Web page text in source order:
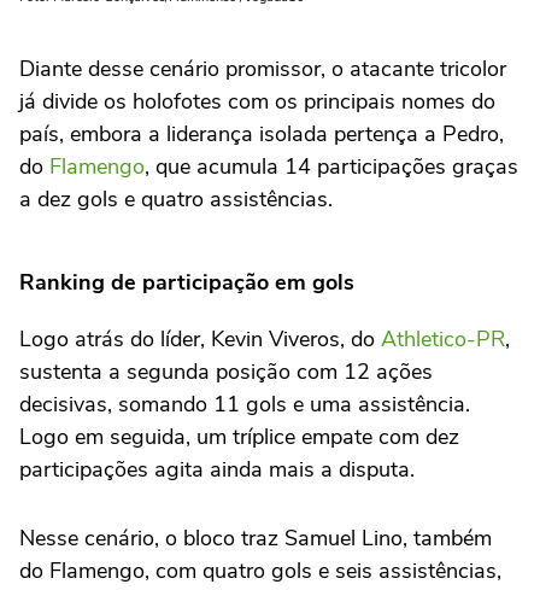
Diante desse cenário promissor, o atacante tricolor
já divide os holofotes com os principais nomes do
país, embora a liderança isolada pertença a Pedro,
do Flamengo, que acumula 14 participações graças
a dez gols e quatro assistências.
Ranking de participação em gols
Logo atrás do líder, Kevin Viveros, do Athletico-PR,
sustenta a segunda posição com 12 ações
decisivas, somando 11 gols e uma assistência.
Logo em seguida, um tríplice empate com dez
participações agita ainda mais a disputa.
Nesse cenário, o bloco traz Samuel Lino, também
do Flamengo, com quatro gols e seis assistências,